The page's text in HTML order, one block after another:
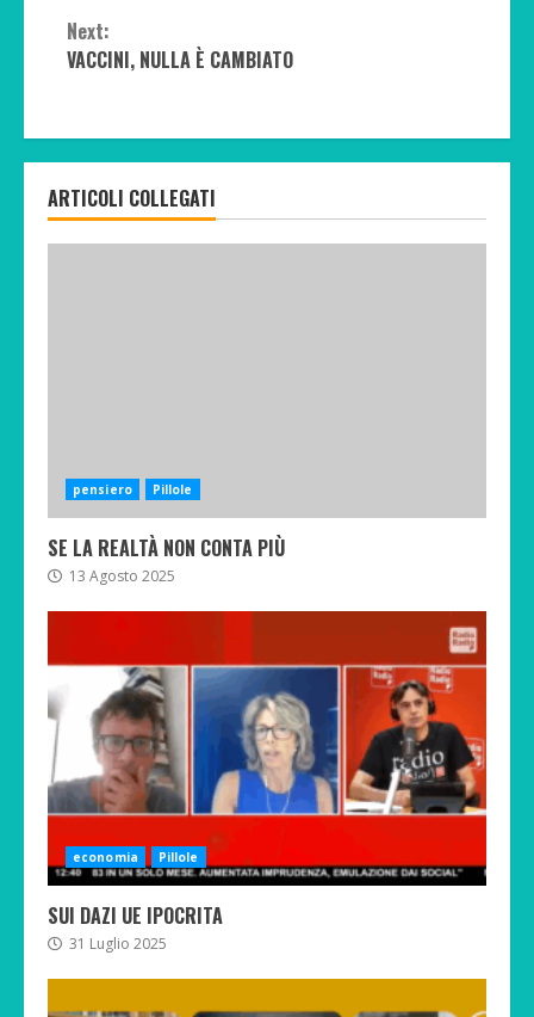
Next:
VACCINI, NULLA È CAMBIATO
ARTICOLI COLLEGATI
pensiero Pillole
SE LA REALTÀ NON CONTA PIÙ
13 Agosto 2025
economia Pillole
SUI DAZI UE IPOCRITA
31 Luglio 2025